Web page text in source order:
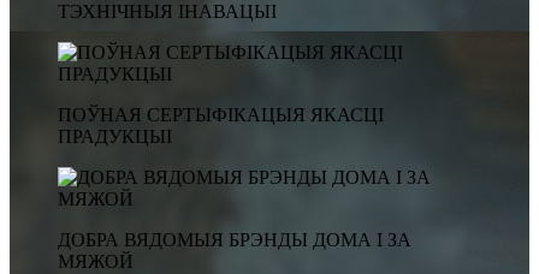
ТЭХНІЧНЫЯ ІНАВАЦЫІ
ПОЎНАЯ СЕРТЫФІКАЦЫЯ ЯКАСЦІ
ПРАДУКЦЫІ
ДОБРА ВЯДОМЫЯ БРЭНДЫ ДОМА І ЗА
МЯЖОЙ